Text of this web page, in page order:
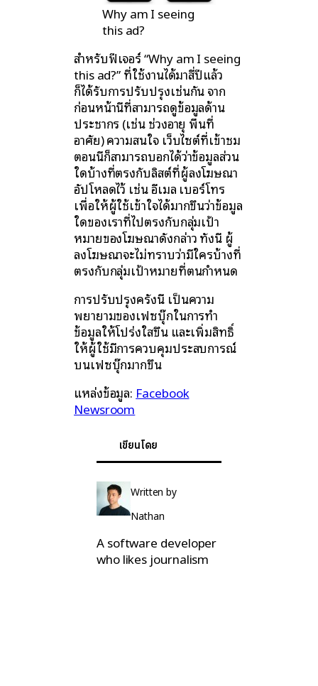
Why am I seeing
this ad?
สำหรับฟีเจอร์ “Why am I seeing
this ad?” ที่ใช้งานได้มาสี่ปีแล้ว
ก็ได้รับการปรับปรุงเช่นกัน จาก
ก่อนหน้านี้ที่สามารถดูข้อมูลด้าน
ประชากร (เช่น ช่วงอายุ พื้นที่
อาศัย) ความสนใจ เว็บไซต์ที่เข้าชม
ตอนนี้ก็สามารถบอกได้ว่าข้อมูลส่วน
ใดบ้างที่ตรงกับลิสต์ที่ผู้ลงโฆษณา
อัปโหลดไว้ เช่น อีเมล เบอร์โทร
เพื่อให้ผู้ใช้เข้าใจได้มากขึ้นว่าข้อมูล
ใดของเราที่ไปตรงกับกลุ่มเป้า
หมายของโฆษณาดังกล่าว ทั้งนี้ ผู้
ลงโฆษณาจะไม่ทราบว่ามีใครบ้างที่
ตรงกับกลุ่มเป้าหมายที่ตนกำหนด
การปรับปรุงครั้งนี้ เป็นความ
พยายามของเฟซบุ๊กในการทำ
ข้อมูลให้โปร่งใสขึ้น และเพิ่มสิทธิ์
ให้ผู้ใช้มีการควบคุมประสบการณ์
บนเฟซบุ๊กมากขึ้น
แหล่งข้อมูล: Facebook
Newsroom
เขียนโดย
Written by
Nathan
A software developer
who likes journalism